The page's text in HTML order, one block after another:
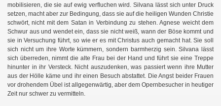
mobilisieren, die sie auf ewig verfluchen wird. Silvana lässt sich unter Druck
setzen, macht aber zur Bedingung, dass sie auf die heiligen Wunden Christie
schwört, nicht mit dem Satan in Verbindung zu stehen. Agnese weicht dem
Schwur aus und wendet ein, dass sie nicht weiß, wann der Böse kommt und
sie in Versuchung führt, so wie er es mit Christus auch gemacht hat. Sie soll
sich nicht um ihre Worte kümmern, sondern barmherzig sein. Silvana lässt
sich überreden, nimmt die alte Frau bei der Hand und führt sie eine Treppe
hinunter in ihr Versteck. Nicht auszudenken, was passiert wenn ihre Mutter
aus der Hölle käme und ihr einen Besuch abstattet. Die Angst beider Frauen
vor drohendem Übel ist allgegenwärtig, aber dem Opernbesucher in heutiger
Zeit nur schwer zu vermitteln.